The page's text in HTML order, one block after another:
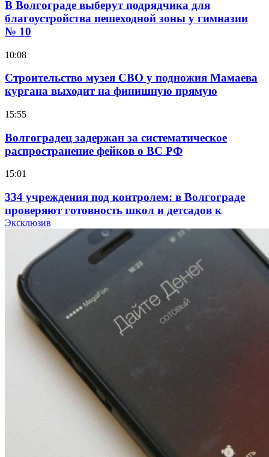
В Волгограде выберут подрядчика для
благоустройства пешеходной зоны у гимназии
№ 10
10:08
Строительство музея СВО у подножия Мамаева
кургана выходит на финишную прямую
15:55
Волгоградец задержан за систематическое
распространение фейков о ВС РФ
15:01
334 учреждения под контролем: в Волгограде
проверяют готовность школ и детсадов к
учебному году
Покушение на убийство в Волгограде: девушка
напала на незнакомую женщину с ножом
12:39
Сладкий праздник в Волгограде: в Центральном
парке прошёл фестиваль „Арбузный переполох“
Волгоградские компании нарастили экспорт:
заключены контракты на 3,6 млн долларов
Эксклюзив